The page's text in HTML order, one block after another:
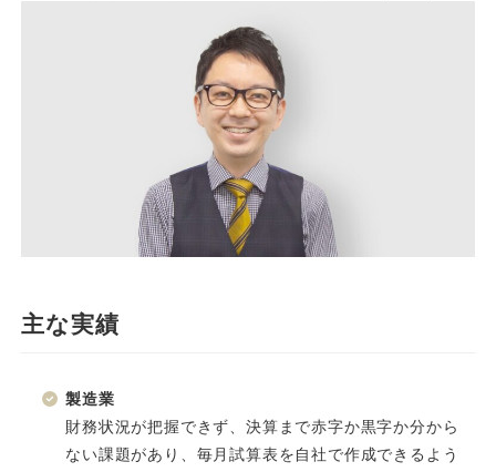
主な実績
製造業
財務状況が把握できず、決算まで赤字か黒字か分から
ない課題があり、毎月試算表を自社で作成できるよう